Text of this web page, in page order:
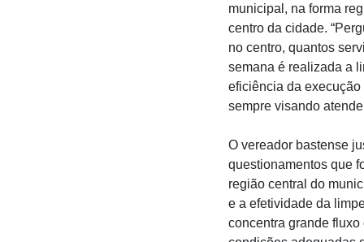
municipal, na forma
centro da cidade.
no centro, quantos
semana é realizada a
eficiência da
sempre visando
O vereador bastense
questionamentos que
região central do
e a efetividade da
concentra grande